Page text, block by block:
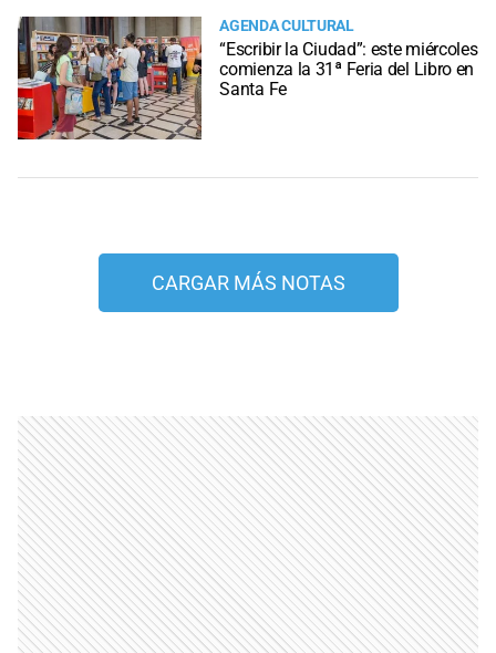
AGENDA CULTURAL
“Escribir la Ciudad”: este miércoles
comienza la 31ª Feria del Libro en
Santa Fe
CARGAR MÁS NOTAS